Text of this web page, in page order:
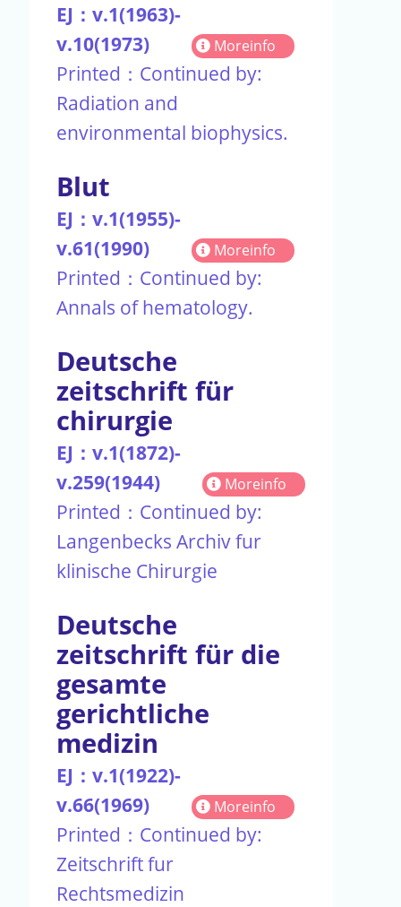
EJ：v.1(1963)-
v.10(1973)
Moreinfo
Printed：Continued by:
Radiation and
environmental biophysics.
Blut
EJ：v.1(1955)-
v.61(1990)
Moreinfo
Printed：Continued by:
Annals of hematology.
Deutsche
zeitschrift für
chirurgie
EJ：v.1(1872)-
v.259(1944)
Moreinfo
Printed：Continued by:
Langenbecks Archiv fur
klinische Chirurgie
Deutsche
zeitschrift für die
gesamte
gerichtliche
medizin
EJ：v.1(1922)-
v.66(1969)
Moreinfo
Printed：Continued by:
Zeitschrift fur
Rechtsmedizin